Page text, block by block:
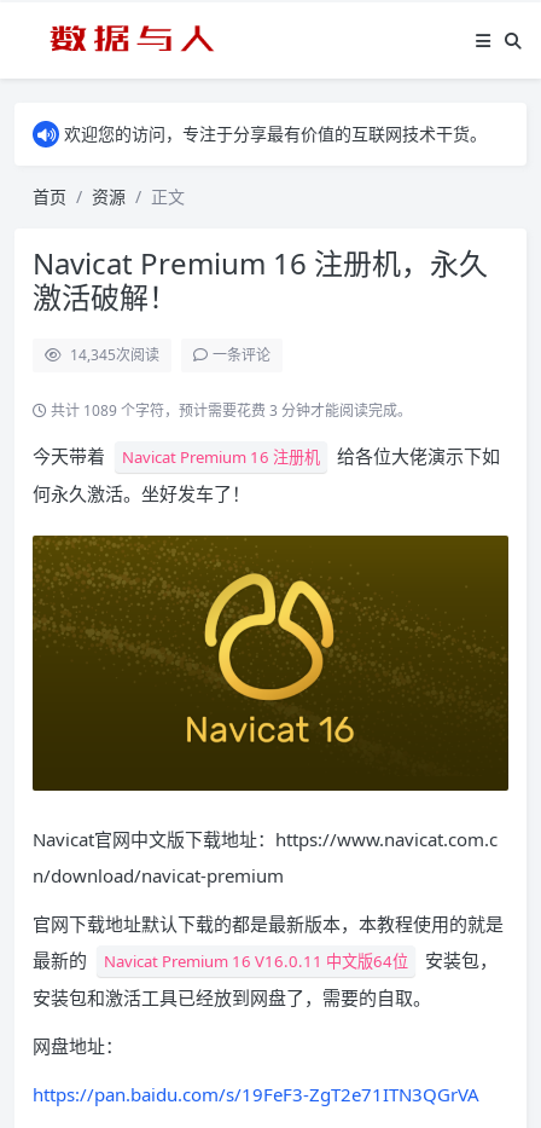
欢迎您的访问，专注于分享最有价值的互联网技术干货。
首页 资源 正文
Navicat Premium 16 注册机，永久
激活破解！
14,345次阅读 一条评论
共计 1089 个字符，预计需要花费 3 分钟才能阅读完成。
今天带着 Navicat Premium 16 注册机
给各位大佬演示下如
何永久激活。坐好发车了！
Navicat官网中文版下载地址：https://www.navicat.com.c
n/download/navicat-premium
官网下载地址默认下载的都是最新版本，本教程使用的就是
最新的
Navicat Premium 16 V16.0.11 中文版64位
安装包，
安装包和激活工具已经放到网盘了，需要的自取。
网盘地址：
https://pan.baidu.com/s/19FeF3-ZgT2e71ITN3QGrVA